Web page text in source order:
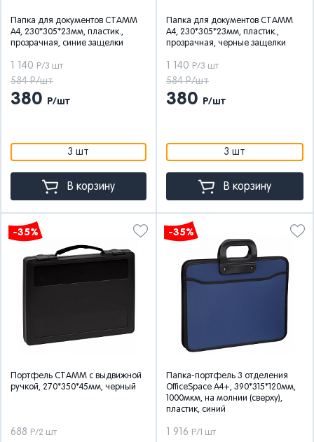
Папка для документов СТАММ
А4, 230*305*23мм, пластик.,
прозрачная, синие защелки
1 140 Р/3 шт
584 Р/шт
380 Р/шт
3 шт
В корзину
Папка для документов СТАММ
А4, 230*305*23мм, пластик.,
прозрачная, черные защелки
1 140 Р/3 шт
584 Р/шт
380 Р/шт
3 шт
В корзину
-35%
Портфель СТАММ с выдвижной
ручкой, 270*350*45мм, черный
688 Р/2 шт
-35%
Папка-портфель 3 отделения
OfficeSpace А4+, 390*315*120мм,
1000мкм, на молнии (сверху),
пластик, синий
1 916 Р/1 шт